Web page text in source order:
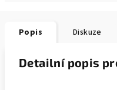
Popis Diskuze
Detailní popis